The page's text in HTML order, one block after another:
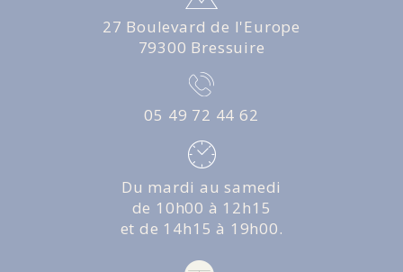
27 Boulevard de l'Europe
79300 Bressuire
05 49 72 44 62
Du mardi au samedi
de 10h00 à 12h15
et de 14h15 à 19h00.